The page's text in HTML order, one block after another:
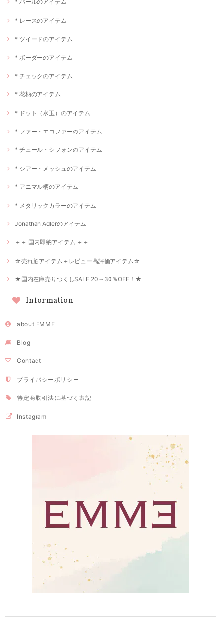
* パールのアイテム
* レースのアイテム
* ツイードのアイテム
* ボーダーのアイテム
* チェックのアイテム
* 花柄のアイテム
* ドット（水玉）のアイテム
* ファー・エコファーのアイテム
* チュール・シフォンのアイテム
* シアー・メッシュのアイテム
* アニマル柄のアイテム
* メタリックカラーのアイテム
Jonathan Adlerのアイテム
＋＋ 国内即納アイテム ＋＋
☆売れ筋アイテム＋レビュー高評価アイテム☆
★国内在庫売りつくしSALE 20～30％OFF！★
Information
about EMME
Blog
Contact
プライバシーポリシー
特定商取引法に基づく表記
Instagram